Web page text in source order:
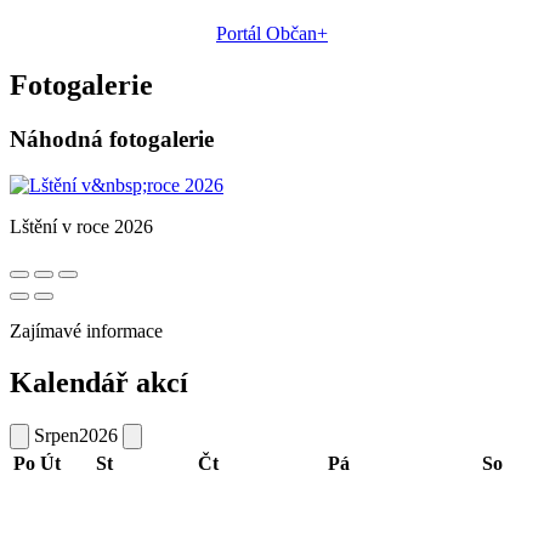
Portál Občan+
Fotogalerie
Náhodná fotogalerie
Lštění v roce 2026
Zajímavé informace
Kalendář akcí
Srpen2026
Po Út St Čt Pá So